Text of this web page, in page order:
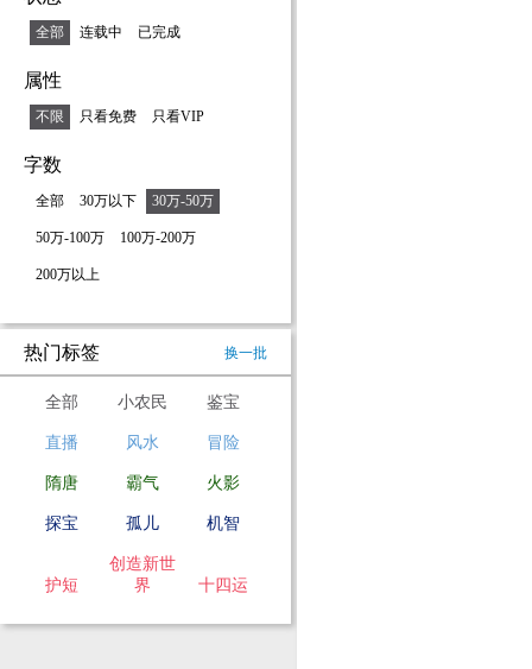
全部 连载中 已完成
属性
不限 只看免费 只看VIP
字数
全部 30万以下 30万-50万
50万-100万 100万-200万
200万以上
热门标签 换一批
全部 小农民 鉴宝
直播 风水 冒险
隋唐 霸气 火影
探宝 孤儿 机智
护短
创造新世
界
十四运